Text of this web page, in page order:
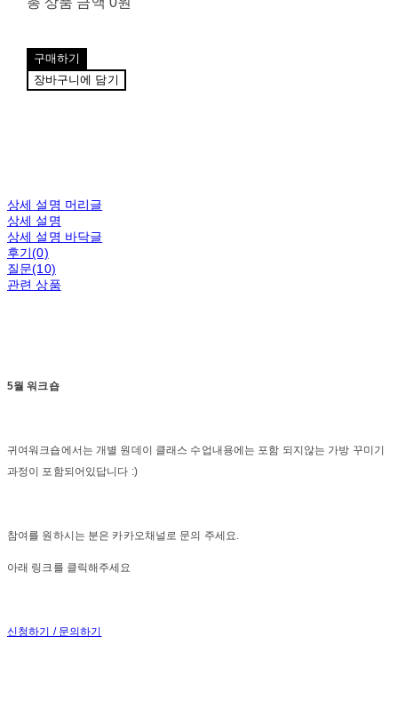
구매하기
장바구니에 담기
상세 설명 머리글
상세 설명
상세 설명 바닥글
후기(0)
질문(10)
관련 상품
5월 워크숍
귀여워크숍에서는 개별 원데이 클래스 수업내용에는 포함 되지않는 가방 꾸미기
과정이 포함되어있답니다 :)
참여를 원하시는 분은 카카오채널로 문의 주세요.
아래 링크를 클릭해주세요
신청하기 / 문의하기